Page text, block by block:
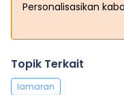
Personalisasikan
Topik Terkait
lamaran